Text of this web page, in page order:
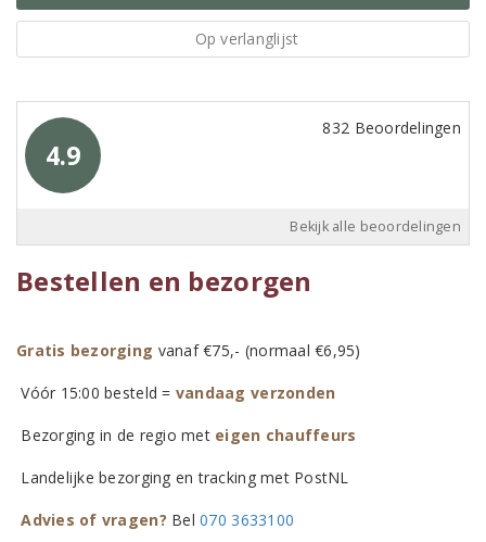
Op verlanglijst
4.9
832 Beoordelingen
Bekijk alle beoordelingen
Bestellen en bezorgen
Gratis bezorging vanaf €75,- (normaal €6,95)
Vóór 15:00 besteld = vandaag verzonden
Bezorging in de regio met eigen chauffeurs
Landelijke bezorging en tracking met PostNL
Advies of vragen? Bel070 3633100